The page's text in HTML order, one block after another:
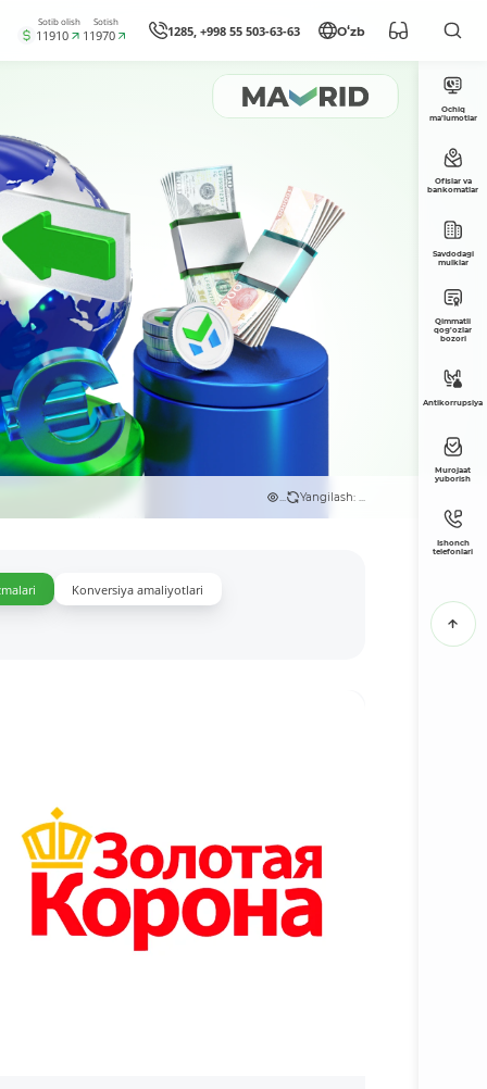
Sotib olish
11910
Sotish
11970 1285, +998 55 503-63-63 Oʻzb
Yangilash: ...
Konversiya amaliyotlari
Ochiq
ma’lumotlar
Ofislar va
bankomatlar
Savdodagi
mulklar
Qimmatli
qog'ozlar
bozori
Antikorrupsiya
Murojaat
yuborish
Ishonch
telefonlari